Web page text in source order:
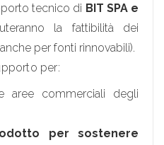
tecnico di BIT SPA e
la fattibilità dei
per fonti rinnovabili).
per:
aree commerciali degli
per sostenere